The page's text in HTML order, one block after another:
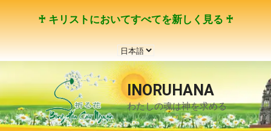
コ
ン
テ
ン
へ
ス
キ
ッ
♰ キリストにおいてすべてを新しく見る ♰
言
語
を
選
択
INORUHANA
わたしの魂は神を求める